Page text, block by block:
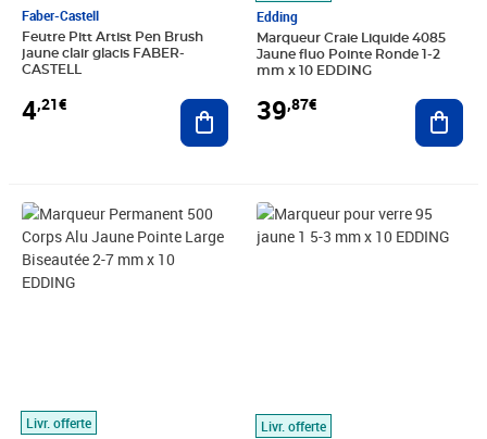
Faber-Castell
Feutre Pitt Artist Pen Brush
jaune clair glacis FABER-
CASTELL
4,21€ Ajouter au panier
Edding
Marqueur Craie Liquide 4085
Jaune fluo Pointe Ronde 1-2
mm x 10 EDDING
39,87€
Livr. offerte
Prix 42,27€
Livr. offerte
Prix 35,86€